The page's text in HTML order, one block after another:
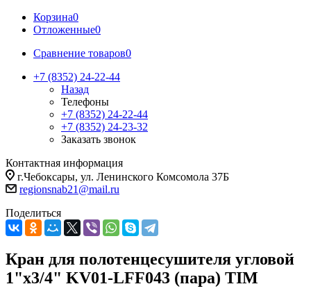
Корзина0
Отложенные0
Сравнение товаров0
+7 (8352) 24-22-44
Назад
Телефоны
+7 (8352) 24-22-44
+7 (8352) 24-23-32
Заказать звонок
Контактная информация
г.Чебоксары, ул. Ленинского Комсомола 37Б
regionsnab21@mail.ru
Поделиться
Кран для полотенцесушителя угловой
1"х3/4" KV01-LFF043 (пара) TIM